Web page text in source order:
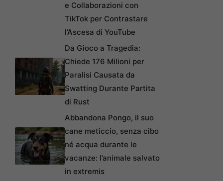
e Collaborazioni con
TikTok per Contrastare
l’Ascesa di YouTube
Da Gioco a Tragedia:
Chiede 176 Milioni per
Paralisi Causata da
Swatting Durante Partita
di Rust
Abbandona Pongo, il suo
cane meticcio, senza cibo
né acqua durante le
vacanze: l’animale salvato
in extremis